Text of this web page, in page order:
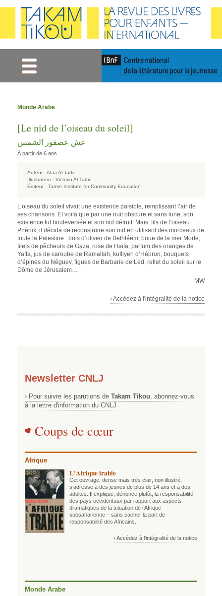
Monde Arabe
[Le nid de l’oiseau du soleil]
عش عصفور الشمس
À partir de 6 ans
Auteur : Alaa Al-Tartir
Illustrateur : Victoria Al-Tartir
Éditeur : Tamer Institute for Community Education
L’oiseau du soleil vivait une existence paisible, remplissant l’air de
ses chansons. Et voilà que par une nuit obscure et sans lune, son
existence fut bouleversée et son nid détruit. Mais, fils de l’oiseau
Phénix, il décida de reconstruire son nid en utilisant des morceaux de
toute la Palestine : bois d’olivier de Bethléem, boue de la mer Morte,
filets de pêcheurs de Gaza, rose de Haifa, parfum des oranges de
Yaffa, jus de caroube de Ramallah, kuffiyeh d’Hébron, bouquets
d’épines du Néguev, figues de Barbarie de Led, reflet du soleil sur le
Dôme de Jérusalem…
MW
› Accédez à l'intégralité de la notice
Newsletter CNLJ
› Pour suivre les parutions de Takam Tikou, abonnez-vous
à la lettre d'information du CNLJ
Coups de cœur
Afrique
L'Afrique trahie
Cet ouvrage, dense mais très clair, non illustré,
s’adresse à des jeunes de plus de 14 ans et à des
adultes. Il explique, dénonce plutôt, la responsabilité
des pays occidentaux par rapport aux aspects
dramatiques de la situation de l’Afrique
subsaharienne – sans cacher la part de
responsabilité des Africains.
› Accédez à l'intégralité de la notice
Monde Arabe